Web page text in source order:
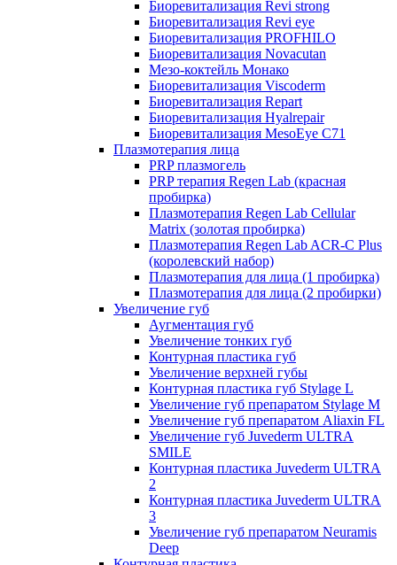
Биоревитализация Revi strong
Биоревитализация Revi eye
Биоревитализация PROFHILO
Биоревитализация Novacutan
Мезо-коктейль Монако
Биоревитализация Viscoderm
Биоревитализация Repart
Биоревитализация Hyalrepair
Биоревитализация MesoEye C71
Плазмотерапия лица
PRP плазмогель
PRP терапия Regen Lab (красная
пробирка)
Плазмотерапия Regen Lab Cellular
Matrix (золотая пробирка)
Плазмотерапия Regen Lab ACR-C Plus
(королевский набор)
Плазмотерапия для лица (1 пробирка)
Плазмотерапия для лица (2 пробирки)
Увеличение губ
Аугментация губ
Увеличение тонких губ
Контурная пластика губ
Увеличение верхней губы
Контурная пластика губ Stylage L
Увеличение губ препаратом Stylage M
Увеличение губ препаратом Aliaxin FL
Увеличение губ Juvederm ULTRA
SMILE
Контурная пластика Juvederm ULTRA
2
Контурная пластика Juvederm ULTRA
3
Увеличение губ препаратом Neuramis
Deep